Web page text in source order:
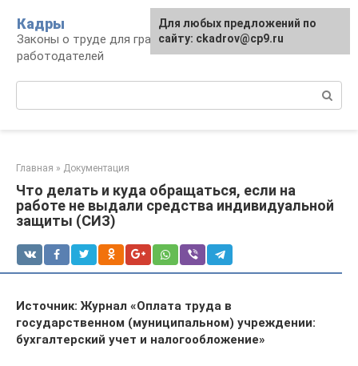
контенту
Кадры
Законы о труде для граждан и
работодателей
Главная » Документация
Что делать и куда обращаться, если на
работе не выдали средства индивидуальной
защиты (СИЗ)
Источник: Журнал «Оплата труда в
государственном (муниципальном) учреждении:
бухгалтерский учет и налогообложение»
Для любых предложений по
сайту: ckadrov@cp9.ru